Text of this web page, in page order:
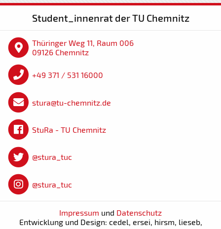
Student_innenrat der TU Chemnitz
Thüringer Weg 11, Raum 006
09126 Chemnitz
+49 371 / 531 16000
stura@tu-chemnitz.de
StuRa - TU Chemnitz
@stura_tuc
@stura_tuc
Impressum und Datenschutz
Entwicklung und Design: cedel, ersei, hirsm, lieseb,